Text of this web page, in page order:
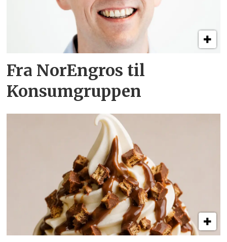
Fra NorEngros til
Konsumgruppen